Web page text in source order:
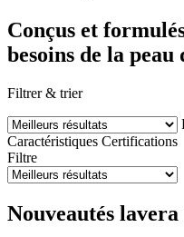
Conçus et
besoins de la peau
Filtrer & trier
Caractéristiques Certifications
Filtre
Nouveautés